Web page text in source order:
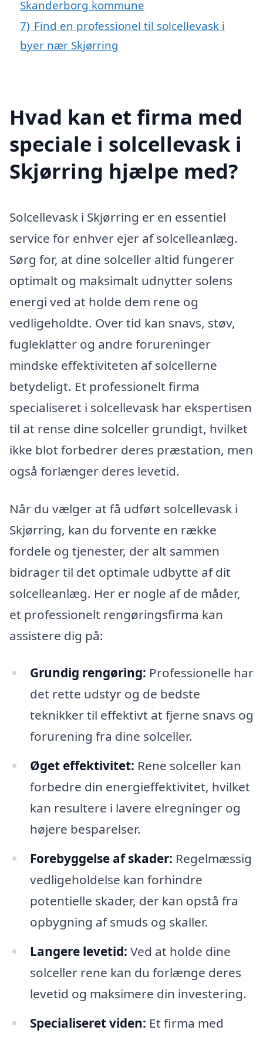
Skanderborg kommune
7) Find en professionel til solcellevask i
byer nær Skjørring
Hvad kan et firma med
speciale i solcellevask i
Skjørring hjælpe med?
Solcellevask i Skjørring er en essentiel
service for enhver ejer af solcelleanlæg.
Sørg for, at dine solceller altid fungerer
optimalt og maksimalt udnytter solens
energi ved at holde dem rene og
vedligeholdte. Over tid kan snavs, støv,
fugleklatter og andre forureninger
mindske effektiviteten af solcellerne
betydeligt. Et professionelt firma
specialiseret i solcellevask har ekspertisen
til at rense dine solceller grundigt, hvilket
ikke blot forbedrer deres præstation, men
også forlænger deres levetid.
Når du vælger at få udført solcellevask i
Skjørring, kan du forvente en række
fordele og tjenester, der alt sammen
bidrager til det optimale udbytte af dit
solcelleanlæg. Her er nogle af de måder,
et professionelt rengøringsfirma kan
assistere dig på:
Grundig rengøring: Professionelle har
det rette udstyr og de bedste
teknikker til effektivt at fjerne snavs og
forurening fra dine solceller.
Øget effektivitet: Rene solceller kan
forbedre din energieffektivitet, hvilket
kan resultere i lavere elregninger og
højere besparelser.
Forebyggelse af skader: Regelmæssig
vedligeholdelse kan forhindre
potentielle skader, der kan opstå fra
opbygning af smuds og skaller.
Langere levetid: Ved at holde dine
solceller rene kan du forlænge deres
levetid og maksimere din investering.
Specialiseret viden: Et firma med